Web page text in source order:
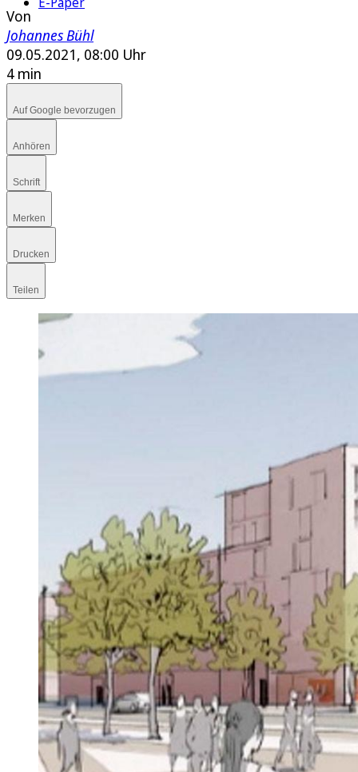
Von
Johannes Bühl
09.05.2021, 08:00 Uhr
4 min
Auf Google bevorzugen
Anhören
Schrift
Merken
Drucken
Teilen